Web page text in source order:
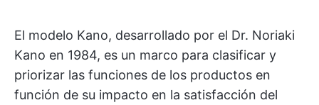
El modelo Kano, desarrollado por el Dr. Noriaki
Kano en 1984, es un marco para clasificar y
priorizar las funciones de los productos en
función de su impacto en la satisfacción del